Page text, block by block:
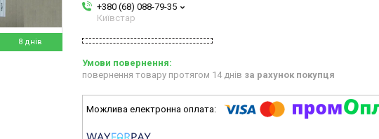
8 днів
+380 (68) 088-79-35
Київстар
повернення товару протягом 14 днів за рахунок покупця